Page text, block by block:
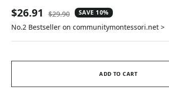
Sale
price
$26.91
Regular
price
$29.90 SAVE 10%
No.2 Bestseller on communitymontessori.net >
ADD TO CART